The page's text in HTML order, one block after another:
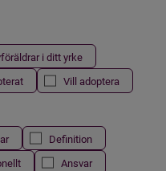
i ditt yrke
Vill adoptera
Definition
Ansvar